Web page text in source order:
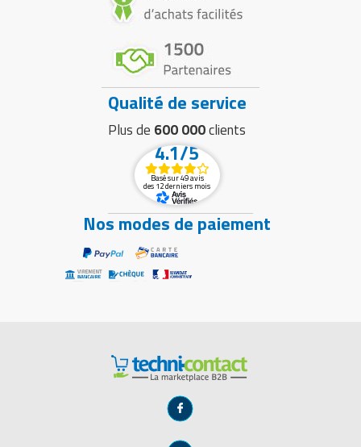
Qualité de service
Plus de 600 000clients
4.1/5
Basé sur 49 avis
des 12 derniers mois
Nos modes de paiement